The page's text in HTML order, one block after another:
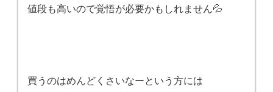
値段も高いので覚悟が必要かもしれません💦
買うのはめんどくさいなーという方には